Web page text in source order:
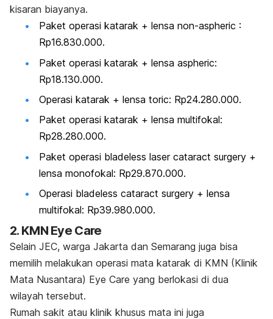
kisaran biayanya.
Paket operasi katarak + lensa non-aspheric :
Rp16.830.000.
Paket operasi katarak + lensa aspheric:
Rp18.130.000.
Operasi katarak + lensa toric: Rp24.280.000.
Paket operasi katarak + lensa multifokal:
Rp28.280.000.
Paket operasi bladeless laser cataract surgery +
lensa monofokal: Rp29.870.000.
Operasi bladeless cataract surgery + lensa
multifokal: Rp39.980.000.
2. KMN Eye Care
Selain JEC, warga Jakarta dan Semarang juga bisa
memilih melakukan operasi mata katarak di KMN (Klinik
Mata Nusantara) Eye Care yang berlokasi di dua
wilayah tersebut.
Rumah sakit atau klinik khusus mata ini juga